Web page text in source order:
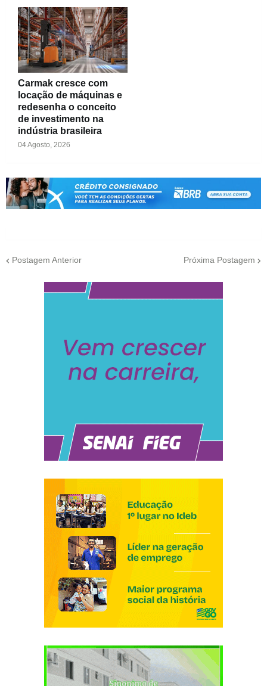
Carmak cresce com
locação de máquinas e
redesenha o conceito
de investimento na
indústria brasileira
04 Agosto, 2026
Postagem Anterior Próxima Postagem